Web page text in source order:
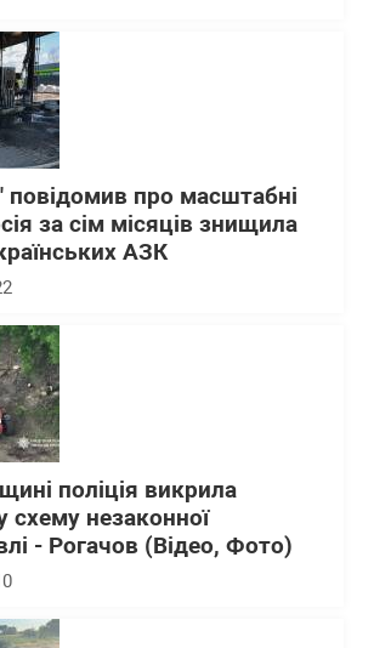
повідомив про масштабні
за сім місяців знищила
АЗК
поліція викрила
схему незаконної
- Рогачов (Відео, Фото)